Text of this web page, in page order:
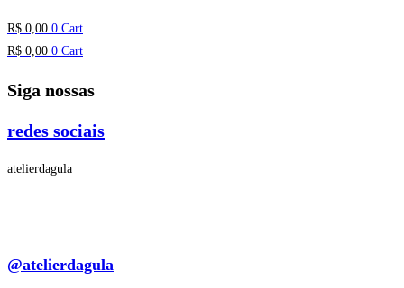
R$ 0,00 0 Cart
R$ 0,00 0 Cart
Siga nossas
redes sociais
atelierdagula
@atelierdagula